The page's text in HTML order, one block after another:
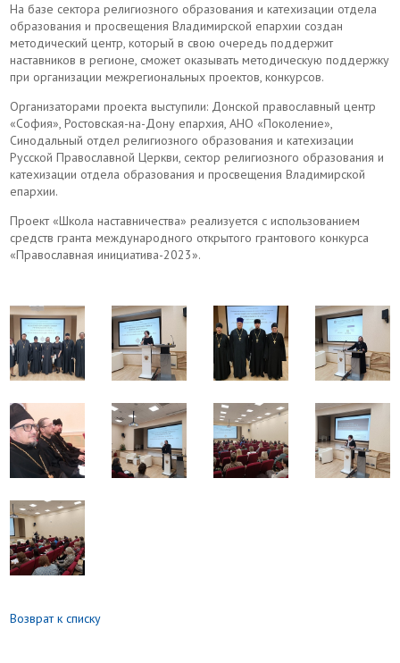
На базе сектора религиозного образования и катехизации отдела
образования и просвещения Владимирской епархии создан
методический центр, который в свою очередь поддержит
наставников в регионе, сможет оказывать методическую поддержку
при организации межрегиональных проектов, конкурсов.
Организаторами проекта выступили: Донской православный центр
«София», Ростовская-на-Дону епархия, АНО «Поколение»,
Синодальный отдел религиозного образования и катехизации
Русской Православной Церкви, сектор религиозного образования и
катехизации отдела образования и просвещения Владимирской
епархии.
Проект «Школа наставничества» реализуется с использованием
средств гранта международного открытого грантового конкурса
«Православная инициатива-2023».
Возврат к списку